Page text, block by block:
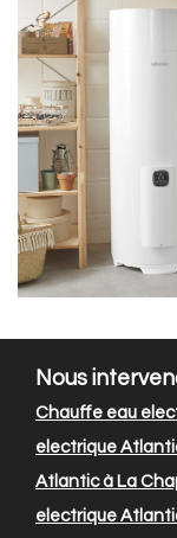
Nous
Chauffe eau
electrique
Atlantic à La
electrique